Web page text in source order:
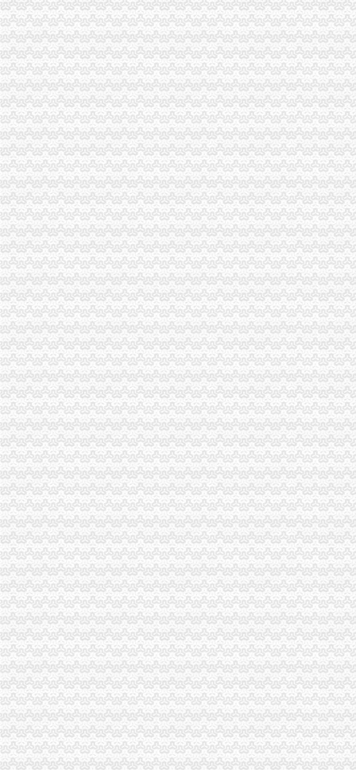
梁平局“123”重庆财务公司举措构建大外宣工作格局
市重庆代理报税局奥运火炬递筹办工作获市委市通报表彰
綦江县四措并举摘掉“销重灾区帽子”重庆财务公司
垫江局重庆公司注销造产业培训农村经纪人
市重庆分公司注册局举办期新闻报道骨干培训班
南川局重庆代账公司加击销宣攻势收效明显
重庆仲裁委员会工商系统合同仲裁调解院正式挂牌成立
高新区局重庆进出口权企业网上年检率突破30%
梁平局“三抓三促”重庆分公司注册上半年工作取得新进展
九龙坡局重庆公司注销三项措施加固定形式印刷品广告监管
工商动态
城口局全面启动“四大一重点”重庆代理记账工作
巫溪局重庆公司注销尖山所建立农村商品质量安全宣长效机制
綦江局推行五项措施加集贸市重庆分公司注册场监管
沙坪坝局提出加基层规范化建设应着力从树立“四种意识”重庆发票申请上下功夫
万州区商标品牌建设工作呈现三大亮点
彭水局重庆分公司注册公开选调干部努力提高选人用人公信度
秀山局突出六项重点狠抓“五一”重庆代理记账市场监管
石柱局重庆代理记账四项措施规范莼菜收购秩序
沙坪坝局“五字”重庆公司注销要求谋划“解放思想、扩大开放”大讨论活动
一季度9695名下岗失业人员在民营经济领域再就业 申办企业热增高
南岸区副区长汪建华到分局重庆代理记账现场办公解决问题
梁平局重庆财务公司四结合提高个体工商户验照效率
重庆广告业发展呈现四大点
铜梁局重庆发票申请保春耕专项整初战告捷
沙坪坝局巧借“三股力”重庆代账公司推进农产品商标培育发展
九龙坡局重庆代理记账四措施清理户外广告成效显著
酉局重庆代理记账四条措施积维护地方烤烟收购秩序
江津局重庆发票申请推行案例教学法培训取得实效
綦江县推行三方协作解决非公经济难问题
万盛局贯彻落实专项教育培训电视电话会议精力求“四个突破”重庆发票申请
市局运用“民尺”重庆财务公司量出“四个不适应”
市重庆进出口权督查组到南岸区督查迎奥运食品品安全整保障工作
高新区局重庆进出口权以案件质量普查为切入点努力提升依法行政能力
万州局重庆公司注销四举措壮大三峡劳务经济
渝中局重庆发票申请全面推进主城片区文艺调演预赛活动
綦江局重庆进出口权及时拟定下半年工作重点
铜梁局重庆分公司注册三个方面加12315申诉举报工作
沙坪坝局校园周边环境安全整达到“明、实、顺、浓”重庆代账公司四重效果
九龙坡局“三结合”重庆代理报税建立查处取缔无照经营长效监管机制
石柱局重庆代理报税高质量高效率完成年鉴编撰工作
各区县局重庆代理报税扎实深入开展兴奋专项理工作
市重庆公司注销局副巡视员谭世贤到南川局检查指导工作
武隆局重庆代理记账鸭江工商所采取五条措施确保个协立运行
经开区局重庆代账公司三项措施加博会现场监管
彭水局重庆财务公司密切关注销返乡人员动态积做好稳定工作